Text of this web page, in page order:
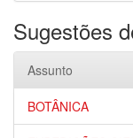
Sugestões
Assunto
BOTÂNICA